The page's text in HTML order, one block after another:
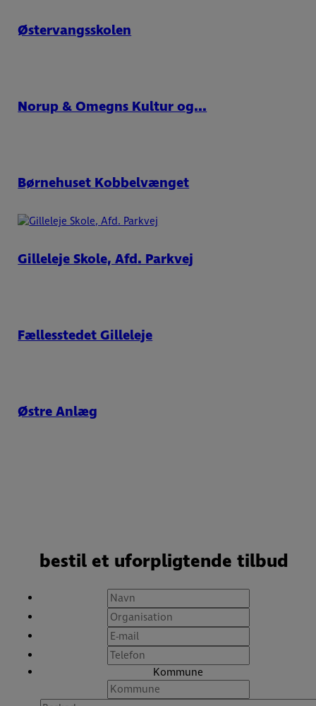
Østervangsskolen
Norup & Omegns Kultur og...
Børnehuset Kobbelvænget
Gilleleje Skole, Afd. Parkvej
Fællesstedet Gilleleje
Østre Anlæg
bestil et uforpligtende tilbud
mail*
Kommune